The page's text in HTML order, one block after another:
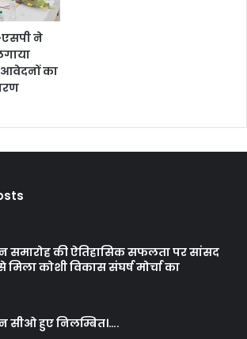
ने
आवेदनों का
समारोह की ऐतिहासिक सफलता पर सांसद
मिला कोशी विकास संघर्ष मोर्चा का
सीओ हुए निलम्बित।….